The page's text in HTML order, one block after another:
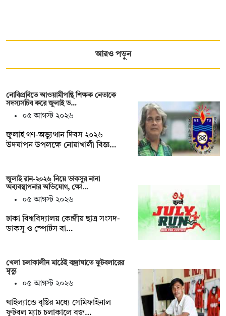
আরও পড়ুন
নোবিপ্রবিতে আওয়ামীপন্থি শিক্ষক নেতাকে
সদস্যসচিব করে জুলাই ড…
০৫ আগস্ট ২০২৬
জুলাই গণ-অভ্যুত্থান দিবস ২০২৬
উদযাপন উপলক্ষে নোয়াখালী বিজ্ঞ…
জুলাই রান-২০২৬ নিয়ে ডাকসুর নানা
অব্যবস্থাপনার অভিযোগ, ক্ষো…
০৫ আগস্ট ২০২৬
ঢাকা বিশ্ববিদ্যালয় কেন্দ্রীয় ছাত্র সংসদ-
ডাকসু ও স্পোর্টস বা…
খেলা চলাকালীন মাঠেই বজ্রাঘাতে ফুটবলারের
মৃত্যু
০৫ আগস্ট ২০২৬
থাইল্যান্ডে বৃষ্টির মধ্যে সেমিফাইনাল
ফুটবল ম্যাচ চলাকালে বজ…